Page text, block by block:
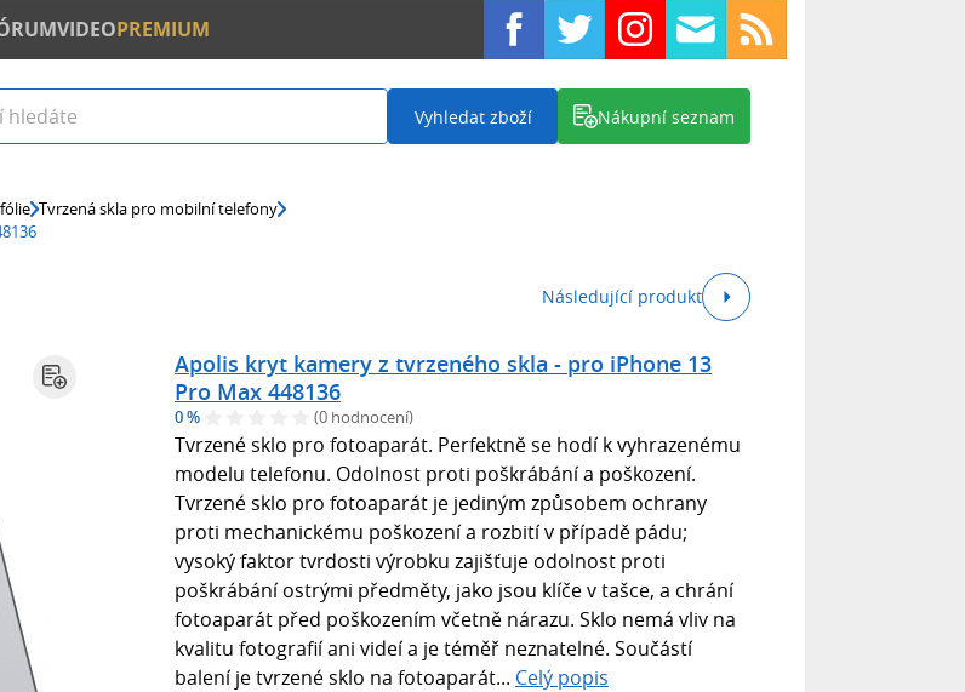
VIDEOPREMIUM
Vyhledat zboží Nákupní seznam
Tvrzená skla pro mobilní telefony
Následující produkt
Apolis kryt kamery z tvrzeného skla - pro iPhone 13
Pro Max 448136
0 % (0 hodnocení)
Tvrzené sklo pro fotoaparát. Perfektně se hodí k vyhrazenému
modelu telefonu. Odolnost proti poškrábání a poškození.
Tvrzené sklo pro fotoaparát je jediným způsobem ochrany
proti mechanickému poškození a rozbití v případě pádu;
vysoký faktor tvrdosti výrobku zajišťuje odolnost proti
poškrábání ostrými předměty, jako jsou klíče v tašce, a chrání
fotoaparát před poškozením včetně nárazu. Sklo nemá vliv na
kvalitu fotografií ani videí a je téměř neznatelné. Součástí
balení je tvrzené sklo na fotoaparát... Celý popis